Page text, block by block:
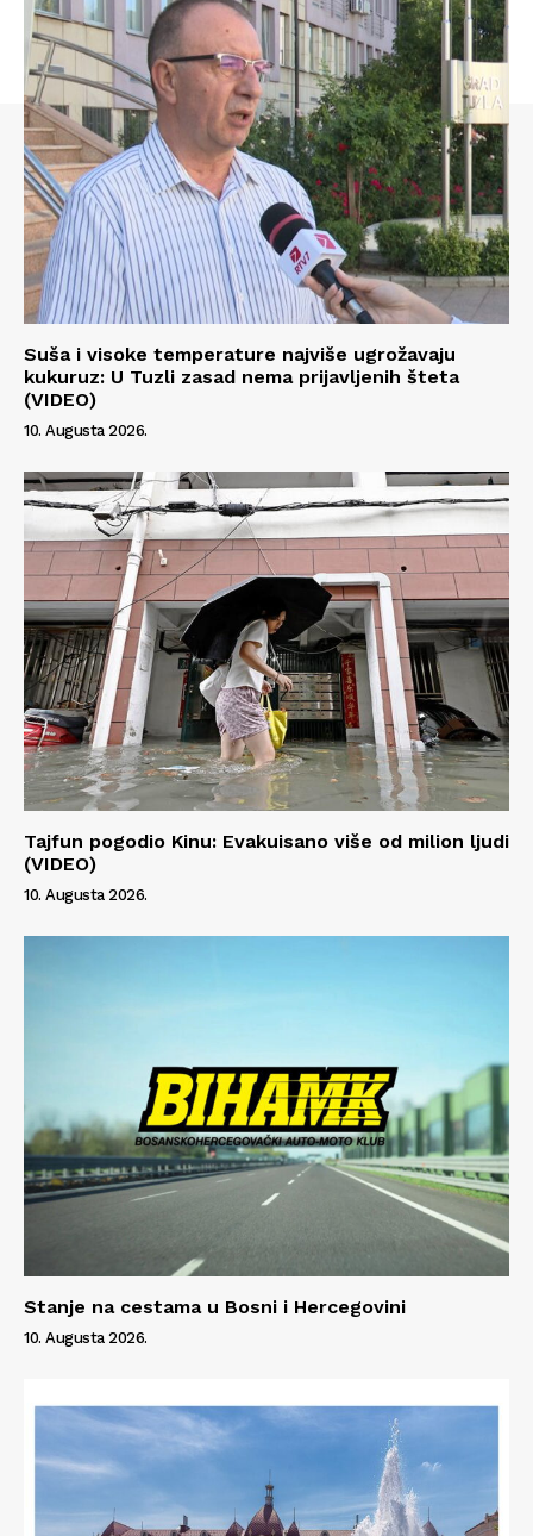
Suša i visoke temperature najviše ugrožavaju
kukuruz: U Tuzli zasad nema prijavljenih šteta
(VIDEO)
10. Augusta 2026.
Tajfun pogodio Kinu: Evakuisano više od milion ljudi
(VIDEO)
10. Augusta 2026.
Stanje na cestama u Bosni i Hercegovini
10. Augusta 2026.